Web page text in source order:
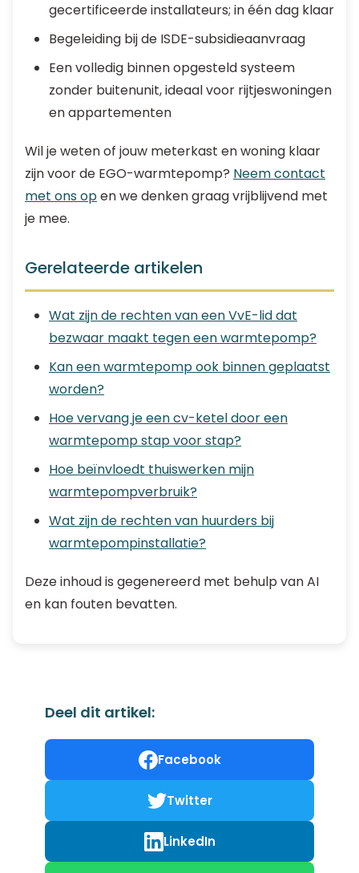
gecertificeerde installateurs; in één dag klaar
Begeleiding bij de ISDE-subsidieaanvraag
Een volledig binnen opgesteld systeem
zonder buitenunit, ideaal voor rijtjeswoningen
en appartementen
Wil je weten of jouw meterkast en woning klaar
zijn voor de EGO-warmtepomp? Neem contact
met ons open we denken graag vrijblijvend met
je mee.
Gerelateerde artikelen
Wat zijn de rechten van een VvE-lid dat
bezwaar maakt tegen een warmtepomp?
Kan een warmtepomp ook binnen geplaatst
worden?
Hoe vervang je een cv-ketel door een
warmtepomp stap voor stap?
Hoe beïnvloedt thuiswerken mijn
warmtepompverbruik?
Wat zijn de rechten van huurders bij
warmtepompinstallatie?
Deze inhoud is gegenereerd met behulp van AI
en kan fouten bevatten.
Deel dit artikel:
Facebook
Twitter
LinkedIn